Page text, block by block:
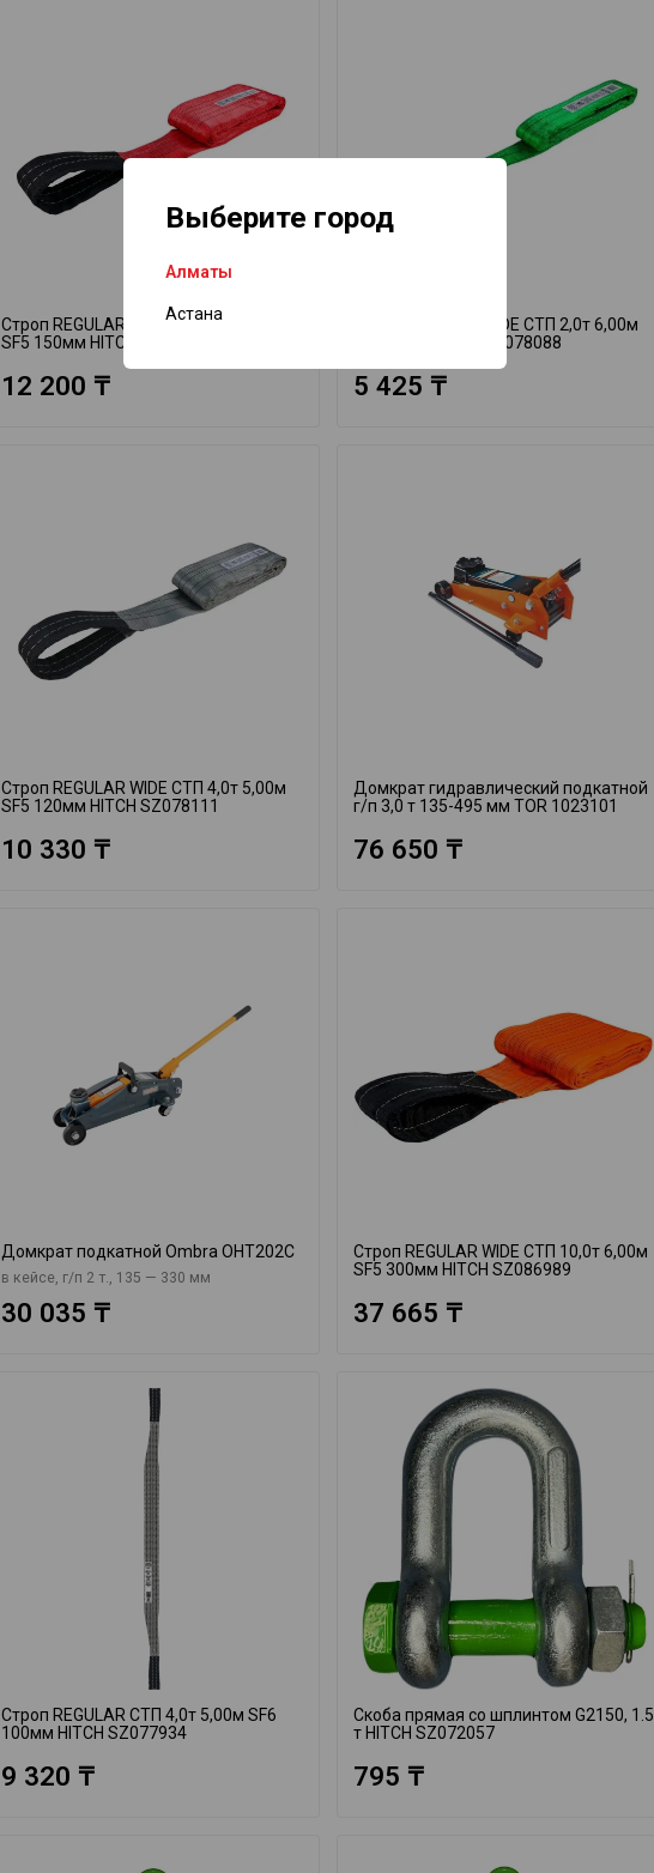
Выберите город
Алматы
Астана
Строп REGULAR WIDE СТП 5,0т 4,00м
SF5 150мм HITCH SZ078121
12 200 ₸
Строп REGULAR WIDE СТП 2,0т 6,00м
SF5 60мм HITCH SZ078088
5 425 ₸
Строп REGULAR WIDE СТП 4,0т 5,00м
SF5 120мм HITCH SZ078111
10 330 ₸
Домкрат гидравлический подкатной
г/п 3,0 т 135-495 мм TOR 1023101
76 650 ₸
Домкрат подкатной Ombra OHT202C
в кейсе, г/п 2 т., 135 — 330 мм
30 035 ₸
Строп REGULAR WIDE СТП 10,0т 6,00м
SF5 300мм HITCH SZ086989
37 665 ₸
Строп REGULAR СТП 4,0т 5,00м SF6
100мм HITCH SZ077934
9 320 ₸
Скоба прямая со шплинтом G2150, 1.5
т HITCH SZ072057
795 ₸